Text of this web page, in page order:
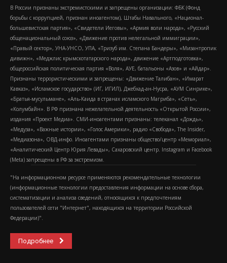
В России признаны экстремистскими и запрещены организации: ФБК (Фонд
борьбы с коррупцией, признан иноагентом), Штабы Навального, «Национал-
большевистская партия», «Свидетели Иеговы», «Армия воли народа», «Русский
общенациональный союз», «Движение против нелегальной иммиграции»,
«Правый сектор», УНА-УНСО, УПА, «Тризуб им. Степана Бандеры», «Мизантропик
дивижн», «Меджлис крымскотатарского народа», движение «Артподготовка»,
общероссийская политическая партия «Воля», АУЕ, батальоны «Азов» и «Айдар».
Признаны террористическими и запрещены: «Движение Талибан», «Имарат
Кавказ», «Исламское государство» (ИГ, ИГИЛ), Джебхад-ан-Нусра, «АУМ Синрике»,
«Братья-мусульмане», «Аль-Каида в странах исламского Магриба», «Сеть»,
«Колумбайн». В РФ признана нежелательной деятельность «Открытой России»,
издания «Проект Медиа». СМИ-иноагентами признаны: телеканал «Дождь»,
«Медуза», «Важные истории», «Голос Америки», радио «Свобода», The Insider,
«Медиазона», ОВД-инфо. Иноагентами признаны общество/центр «Мемориал»,
«Аналитический Центр Юрия Левады», Сахаровский центр. Instagram и Facebook
(Metа) запрещены в РФ за экстремизм.
"На информационном ресурсе применяются рекомендательные технологии
(информационные технологии предоставления информации на основе сбора,
систематизации и анализа сведений, относящихся к предпочтениям
пользователей сети "Интернет", находящихся на территории Российской
Федерации)".
Подробнее